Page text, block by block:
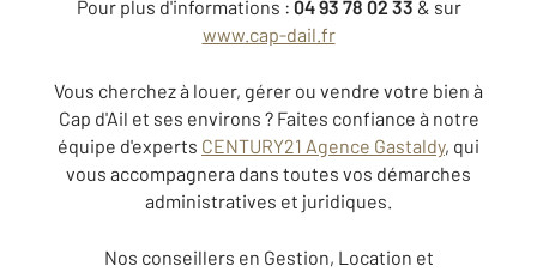
Pour plus d'informations : 04 93 78 02 33 & sur
www.cap-dail.fr
Vous cherchez à louer, gérer ou vendre votre bien à
Cap d'Ail et ses environs ? Faites confiance à notre
équipe d'experts CENTURY21 Agence Gastaldy, qui
vous accompagnera dans toutes vos démarches
administratives et juridiques.
Nos conseillers en Gestion, Location et